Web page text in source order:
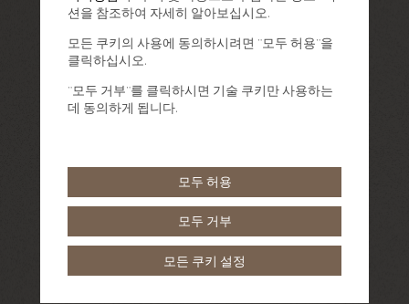
션을 참조하여 자세히 알아보십시오.
모든 쿠키의 사용에 동의하시려면 "모두 허용"을
클릭하십시오.
"모두 거부"를 클릭하시면 기술 쿠키만 사용하는
데 동의하게 됩니다.
모두 허용
모두 거부
모든 쿠키 설정